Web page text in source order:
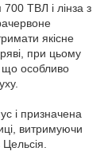
ТВЛ і лінза з
якісне
при цьому
що особливо
і призначена
витримуючи